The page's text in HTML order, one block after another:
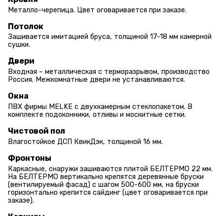
Металло-черепица. Цвет оговаривается при заказе.
Потолок
Зашивается имитацией бруса, толщиной 17-18 мм камерной
сушки.
Двери
Входная – металлическая с терморазрывом, производство
Россия. Межкомнатные двери не устанавливаются.
Окна
ПВХ фирмы MELKE с двухкамерным стеклопакетом. В
комплекте подоконники, отливы и москитные сетки.
Чистовой пол
Влагостойкое ДСП КвикДэк, толщиной 16 мм.
Фронтоны
Каркасные, снаружи зашиваются плитой БЕЛТЕРМО 22 мм.
На БЕЛТЕРМО вертикально крепятся деревянные бруски
(вентилируемый фасад) с шагом 500-600 мм, на бруски
горизонтально крепится сайдинг (цвет оговаривается при
заказе).